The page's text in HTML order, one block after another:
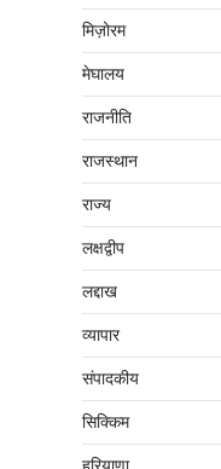
मिज़ोरम
मेघालय
राजनीति
राजस्थान
राज्य
लक्षद्वीप
लद्दाख
व्यापार
संपादकीय
सिक्किम